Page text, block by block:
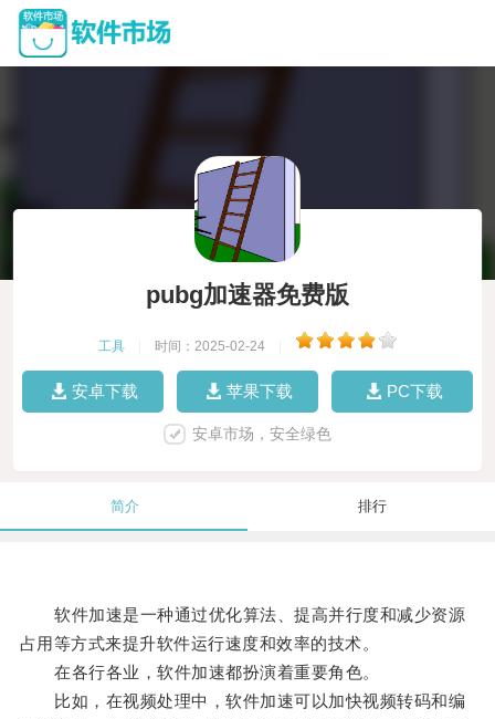
pubg加速器免费版
工具 时间：2025-02-24
安卓下载 苹果下载 PC下载
安卓市场，安全绿色
简介 排行
软件加速是一种通过优化算法、提高并行度和减少资源
占用等方式来提升软件运行速度和效率的技术。
在各行各业，软件加速都扮演着重要角色。
比如，在视频处理中，软件加速可以加快视频转码和编